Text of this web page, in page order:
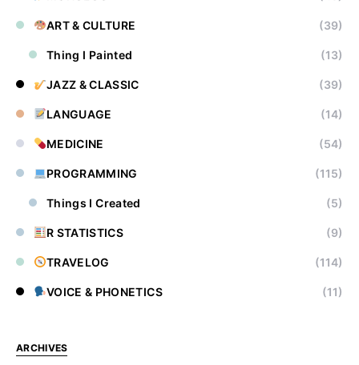
ART & CULTURE (39)
Thing I Painted (13)
JAZZ & CLASSIC (39)
LANGUAGE (14)
MEDICINE (54)
PROGRAMMING (115)
Things I Created (5)
R STATISTICS (9)
TRAVELOG (114)
VOICE & PHONETICS (11)
ARCHIVES